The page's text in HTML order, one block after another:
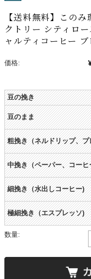
【送料無料】この
クトリー シティロ
ャルティコーヒー
価格:
豆の挽き
豆のまま
粗挽き（ネルドリップ、プ
中挽き（ペーパー、コー
細挽き（水出しコーヒー)
極細挽き（エスプレッソ)
数量: